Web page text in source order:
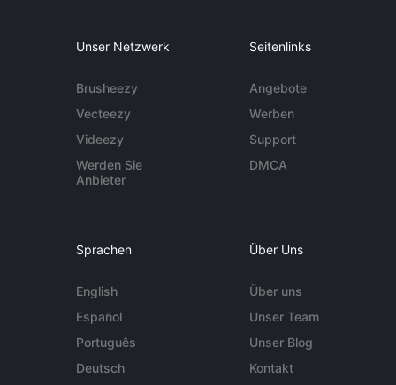
Unser Netzwerk
Brusheezy
Vecteezy
Videezy
Werden Sie
Anbieter
Seitenlinks
Angebote
Werben
Support
DMCA
Sprachen
English
Español
Português
Deutsch
Über Uns
Über uns
Unser Team
Unser Blog
Kontakt